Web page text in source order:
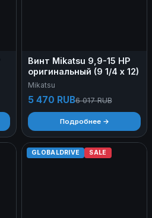
Винт Mikatsu 9,9-15 HP
оригинальный (9 1/4 х 12)
Mikatsu
5 470 RUB6 017 RUB
Подробнее →
GLOBALDRIVE SALE